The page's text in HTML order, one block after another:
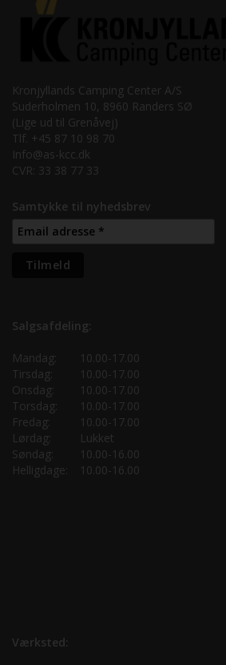
Kronjyllands Camping Center A/S
Suderholmen 10, 8960 Randers SØ
(Lige ud til Grenåvej)
Tlf. +45 87 10 98 70
Info@as-kcc.dk
CVR: 33 38 77 33
Samtykke til nyhedsbrev
Salgsafdeling:
Mandag:
10.00-17.00
Tirsdag:
10.00-17.00
Onsdag:
10.00-17.00
Torsdag:
10.00-17.00
Fredag:
10.00-17.00
Lørdag:
Lukket
Søndag:
10.00-16.00
Helligdage:
10.00-16.00
Værksted: